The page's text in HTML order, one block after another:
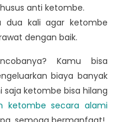
anti ketombe.
dua kali agar ketombe
dengan baik.
Kamu bisa
biaya banyak
ketombe bisa hilang
ketombe secara alami